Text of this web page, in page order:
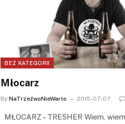
BEZ KATEGORII
Młocarz
By NaTrzeźwoNieWarto 2015-07-07
MŁOCARZ – TRESHER Wiem,